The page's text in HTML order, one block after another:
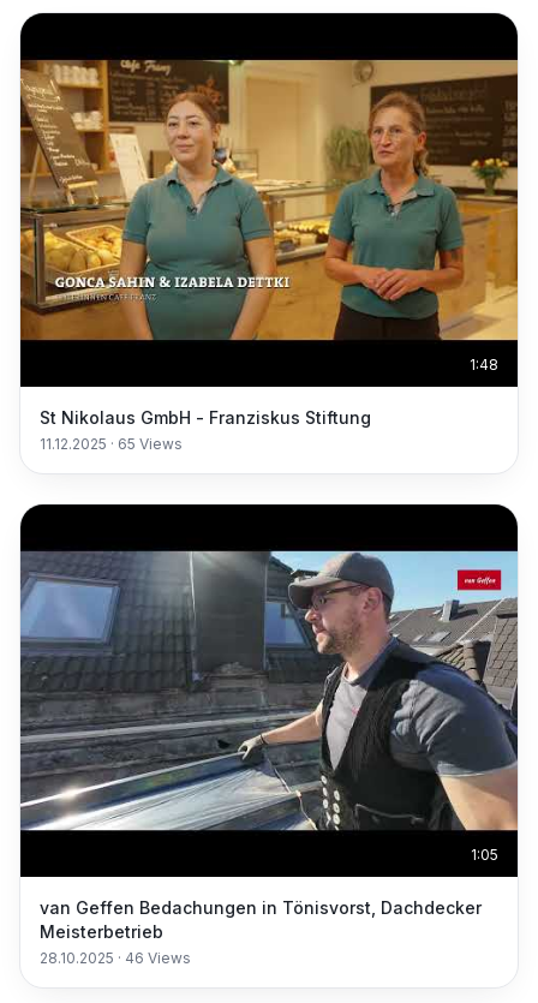
1:48
St Nikolaus GmbH - Franziskus Stiftung
11.12.2025 · 65 Views
1:05
van Geffen Bedachungen in Tönisvorst, Dachdecker
Meisterbetrieb
28.10.2025 · 46 Views